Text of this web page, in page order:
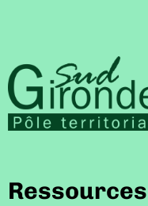
Ressources